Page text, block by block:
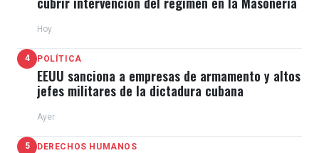
Hoy
4 POLÍTICA
EEUU sanciona a empresas de armamento y altos
jefes militares de la dictadura cubana
Ayer
5 DERECHOS HUMANOS